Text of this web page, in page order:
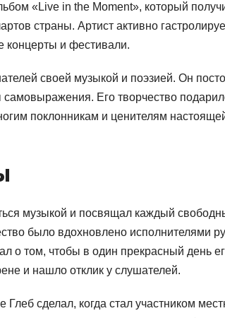
«Live in the Moment», который
страны. Артист активно
концерты и фестивали.
своей музыкой и поэзией. Он
Его творчество
поклонникам и ценителям
музыкой и посвящал каждый
было вдохновлено исполнителями
о том, чтобы в один прекрасный день
и нашло отклик у слушателей.
сделал, когда стал участником